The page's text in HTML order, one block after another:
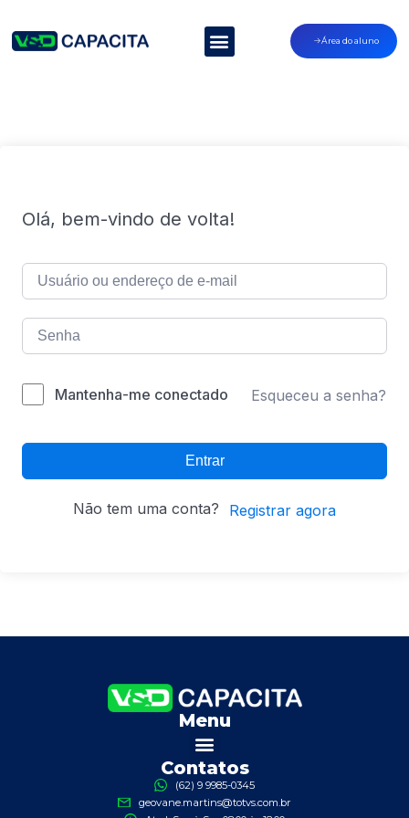
Área do aluno
Olá, bem-vindo de volta!
Mantenha-me conectado Esqueceu a senha?
Entrar
Não tem uma conta? Registrar agora
Menu
Contatos
(62) 9 9985-0345
geovane.martins@totvs.com.br